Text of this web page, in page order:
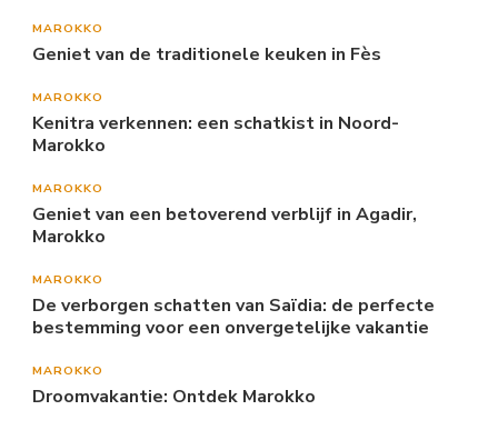
MAROKKO
Geniet van de traditionele keuken in Fès
MAROKKO
Kenitra verkennen: een schatkist in Noord-
Marokko
MAROKKO
Geniet van een betoverend verblijf in Agadir,
Marokko
MAROKKO
De verborgen schatten van Saïdia: de perfecte
bestemming voor een onvergetelijke vakantie
MAROKKO
Droomvakantie: Ontdek Marokko